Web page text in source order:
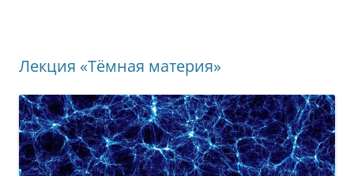
Лекция «Тёмная материя»